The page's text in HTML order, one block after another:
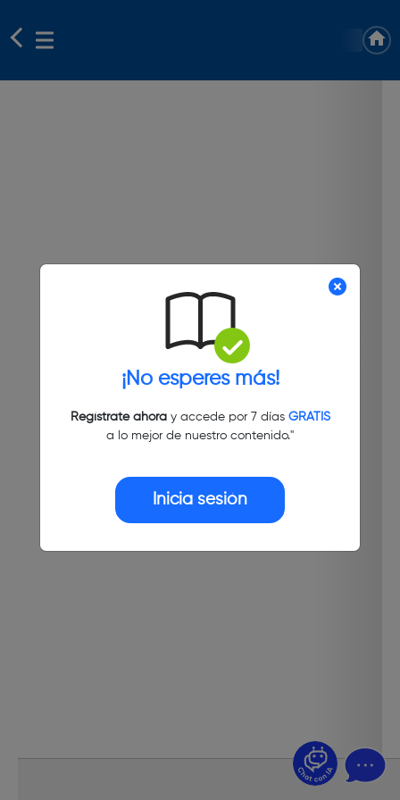
¡No esperes más!
Regístrate ahoray accede por 7 días GRATIS
a lo mejor de nuestro contenido."
Inicia sesión